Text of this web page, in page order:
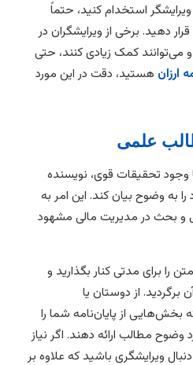
استخدام کنید، حتماً
دهید. برخی از ویرایشگران در
کمک زیادی کنند، حتی
ارزان هستید، دقت در این مورد
وجود تحقیقات قوی، نویسنده
به وضوح بیان کند. این امر به
بحث در مدیریت مالی مشهود
را برای مدتی کنار بگذارید و
از دوستان یا
از پایان‌نامه شما را
وضوح مطالب ارائه دهند. اگر نیاز
ویرایشگری باشید که علاوه بر